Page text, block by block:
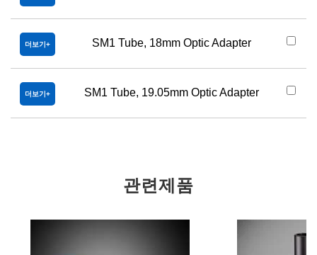
더보기 SM1 Tube, 18mm Optic Adapter
더보기 SM1 Tube, 19.05mm Optic Adapter
관련제품